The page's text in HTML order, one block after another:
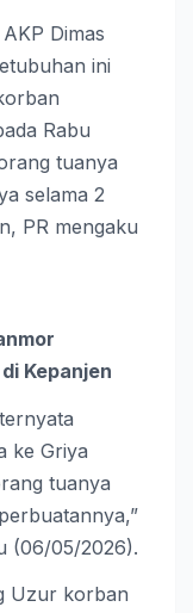
Dimas
ini
Rabu
tuanya
selama 2
PR mengaku
Kepanjen
ke Griya
tuanya
(06/05/2026).
Uzur korban